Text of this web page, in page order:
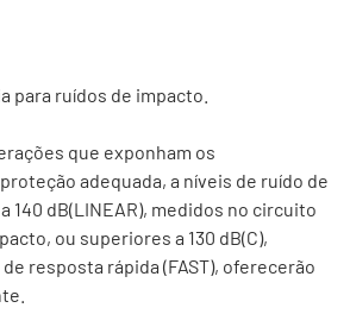
para ruídos de impacto.
que exponham os
adequada, a níveis de ruído de
140 dB(LINEAR), medidos no circuito
ou superiores a 130 dB(C),
resposta rápida (FAST), oferecerão